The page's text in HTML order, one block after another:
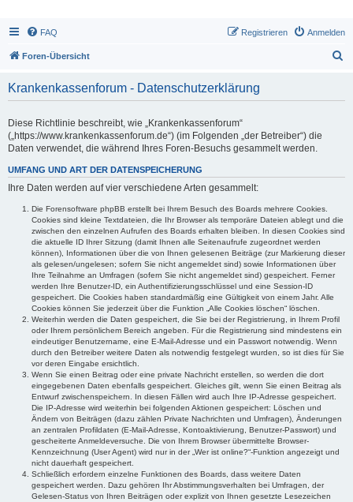
FAQ Anmelden
Registrieren
Foren-Übersicht
Krankenkassenforum - Datenschutzerklärung
Diese Richtlinie beschreibt, wie „Krankenkassenforum“
(„https://www.krankenkassenforum.de“) (im Folgenden „der Betreiber“) die
Daten verwendet, die während Ihres Foren-Besuchs gesammelt werden.
UMFANG UND ART DER DATENSPEICHERUNG
Ihre Daten werden auf vier verschiedene Arten gesammelt:
Die Forensoftware phpBB erstellt bei Ihrem Besuch des Boards mehrere Cookies.
Cookies sind kleine Textdateien, die Ihr Browser als temporäre Dateien ablegt und die
zwischen den einzelnen Aufrufen des Boards erhalten bleiben. In diesen Cookies sind
die aktuelle ID Ihrer Sitzung (damit Ihnen alle Seitenaufrufe zugeordnet werden
können), Informationen über die von Ihnen gelesenen Beiträge (zur Markierung dieser
als gelesen/ungelesen; sofern Sie nicht angemeldet sind) sowie Informationen über
Ihre Teilnahme an Umfragen (sofern Sie nicht angemeldet sind) gespeichert. Ferner
werden Ihre Benutzer-ID, ein Authentifizierungsschlüssel und eine Session-ID
gespeichert. Die Cookies haben standardmäßig eine Gültigkeit von einem Jahr. Alle
Cookies können Sie jederzeit über die Funktion „Alle Cookies löschen“ löschen.
Weiterhin werden die Daten gespeichert, die Sie bei der Registrierung, in Ihrem Profil
oder Ihrem persönlichem Bereich angeben. Für die Registrierung sind mindestens ein
eindeutiger Benutzername, eine E-Mail-Adresse und ein Passwort notwendig. Wenn
durch den Betreiber weitere Daten als notwendig festgelegt wurden, so ist dies für Sie
vor deren Eingabe ersichtlich.
Wenn Sie einen Beitrag oder eine private Nachricht erstellen, so werden die dort
eingegebenen Daten ebenfalls gespeichert. Gleiches gilt, wenn Sie einen Beitrag als
Entwurf zwischenspeichern. In diesen Fällen wird auch Ihre IP-Adresse gespeichert.
Die IP-Adresse wird weiterhin bei folgenden Aktionen gespeichert: Löschen und
Ändern von Beiträgen (dazu zählen Private Nachrichten und Umfragen), Änderungen
an zentralen Profildaten (E-Mail-Adresse, Kontoaktivierung, Benutzer-Passwort) und
gescheiterte Anmeldeversuche. Die von Ihrem Browser übermittelte Browser-
Kennzeichnung (User Agent) wird nur in der „Wer ist online?“-Funktion angezeigt und
nicht dauerhaft gespeichert.
Schließlich erfordern einzelne Funktionen des Boards, dass weitere Daten
gespeichert werden. Dazu gehören Ihr Abstimmungsverhalten bei Umfragen, der
Gelesen-Status von Ihren Beiträgen oder explizit von Ihnen gesetzte Lesezeichen